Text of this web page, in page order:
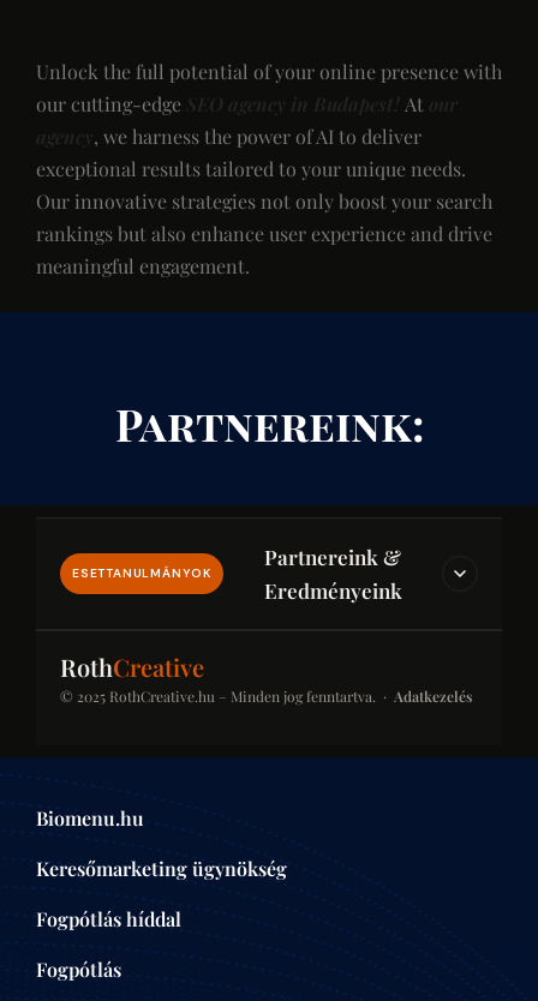
Unlock the full potential of your online presence with
our cutting-edge SEO agency in Budapest! At
agency, we harness the power of AI to deliver
exceptional results tailored to your unique needs.
Our innovative strategies not only boost your search
rankings but also enhance user experience and drive
meaningful engagement.
Partnereink:
ESETTANULMÁNYOK
Partnereink &
Eredményeink
IPAR & JOG & PÉNZÜGY
Konténer bérlési platform építkezésekhez és
felújításokhoz. SEO-optimalizált kategóriaoldalak a
helyi keresésekben.
ÉPÍTŐIPAR
centrumaudit.hu
RothCreative
© 2025 RothCreative.hu – Minden jog fenntartva. · Adatkezelés
Biomenu.hu
Keresőmarketing ügynökség
Fogpótlás híddal
Fogpótlás